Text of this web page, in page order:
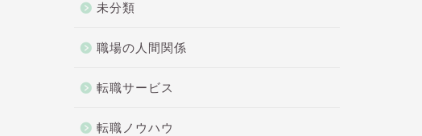
未分類
職場の人間関係
転職サービス
転職ノウハウ